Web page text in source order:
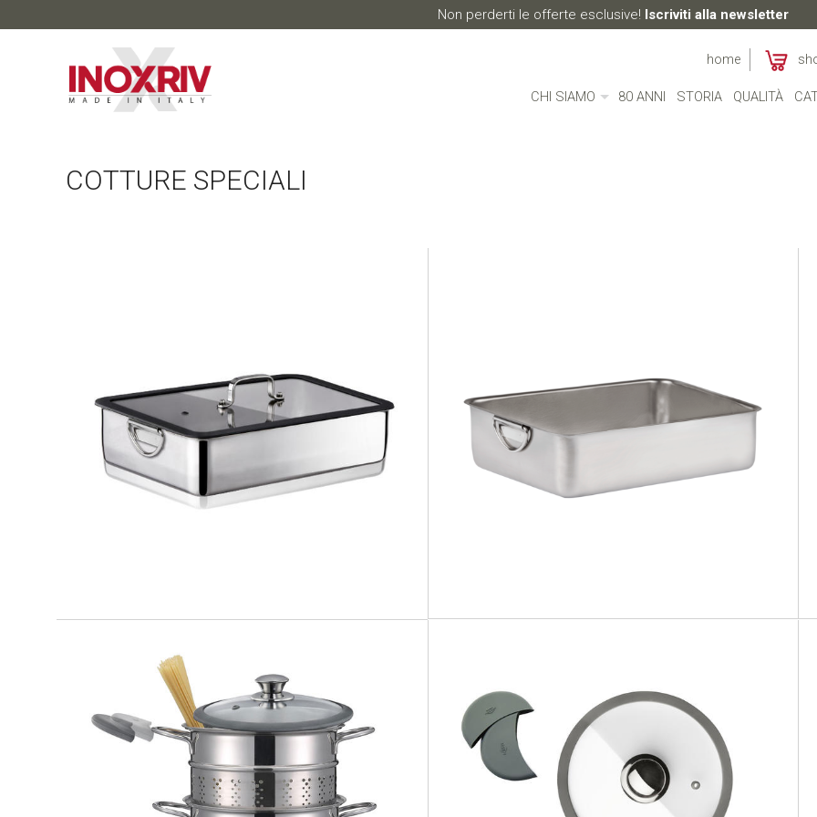
Non perderti le offerte esclusive! Iscriviti alla newsletter
home
CHI SIAMO 80 ANNI STORIA QUALITÀ
COTTURE SPECIALI
PREMIUM
Teglia fonda
PROFI BASIC
Teglia fonda
PREMIUM PREMIUM